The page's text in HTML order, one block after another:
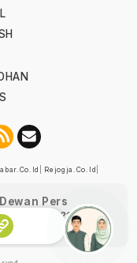
Rejogja.co.id
Pers
K/XII/2022